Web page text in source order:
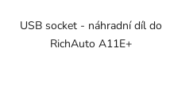
USB socket - náhradní díl do
RichAuto A11E+